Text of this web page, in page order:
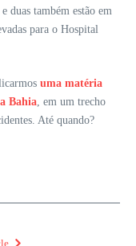
duas também estão em
para o Hospital
uma matéria
Bahia, em um trecho
Até quando?